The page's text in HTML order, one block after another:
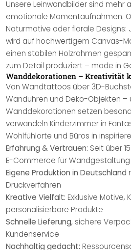
Unsere Leinwandbilder sind mehr
emotionale Momentaufnahmen.
Naturmotive oder florale Designs:
wird auf hochwertigem Canvas-
einen stabilen Holzrahmen
zum Detail produziert – made in
Wanddekorationen – Kreativität
Von Wandtattoos über 3D-
Wanduhren und Deko-Objekten –
Wanddekorationen setzen
verwandeln Kinderzimmer in
Wohlfühlorte und Büros in
Erfahrung & Vertrauen: Seit über
E-Commerce für Wandgestaltung
Eigene Produktion in Deutschland
Druckverfahren
Kreative Vielfalt: Exklusive Motive,
personalisierbare Produkte
Schnelle Lieferung, sichere
Kundenservice
Nachhaltig gedacht: